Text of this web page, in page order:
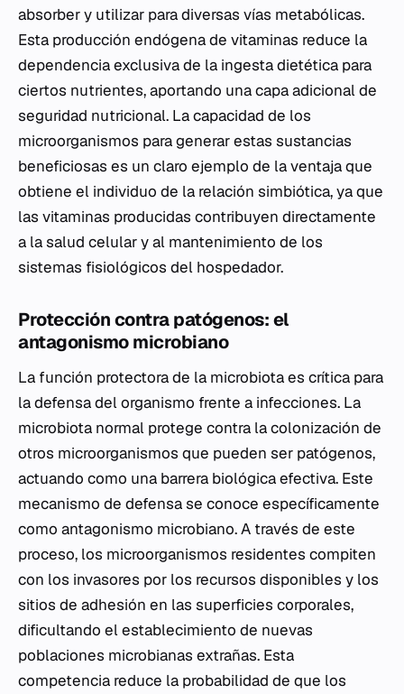
absorber y utilizar para diversas vías metabólicas.
Esta producción endógena de vitaminas reduce la
dependencia exclusiva de la ingesta dietética para
ciertos nutrientes, aportando una capa adicional de
seguridad nutricional. La capacidad de los
microorganismos para generar estas sustancias
beneficiosas es un claro ejemplo de la ventaja que
obtiene el individuo de la relación simbiótica, ya que
las vitaminas producidas contribuyen directamente
a la salud celular y al mantenimiento de los
sistemas fisiológicos del hospedador.
Protección contra patógenos: el
antagonismo microbiano
La función protectora de la microbiota es crítica para
la defensa del organismo frente a infecciones. La
microbiota normal protege contra la colonización de
otros microorganismos que pueden ser patógenos,
actuando como una barrera biológica efectiva. Este
mecanismo de defensa se conoce específicamente
como antagonismo microbiano. A través de este
proceso, los microorganismos residentes compiten
con los invasores por los recursos disponibles y los
sitios de adhesión en las superficies corporales,
dificultando el establecimiento de nuevas
poblaciones microbianas extrañas. Esta
competencia reduce la probabilidad de que los